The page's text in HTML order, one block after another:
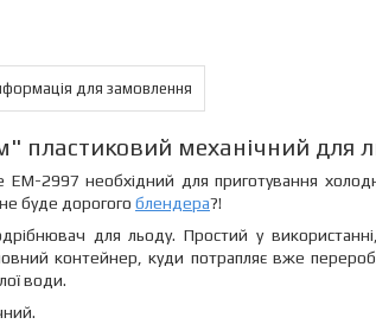
для замовлення
пластиковий механічний для
2997 необхідний для приготування
буде дорогого блендера?!
для льоду. Простий у
контейнер, куди потрапляє вже
води.